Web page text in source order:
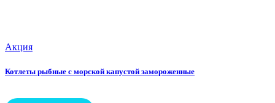
Акция
Котлеты рыбные с морской капустой замороженные